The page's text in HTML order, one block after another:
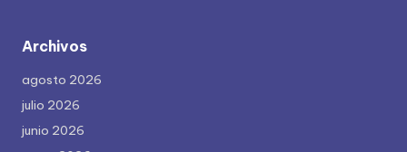
Archivos
agosto 2026
julio 2026
junio 2026